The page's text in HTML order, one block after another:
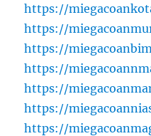
https://
https://
https://
https://
https://
https://
https://